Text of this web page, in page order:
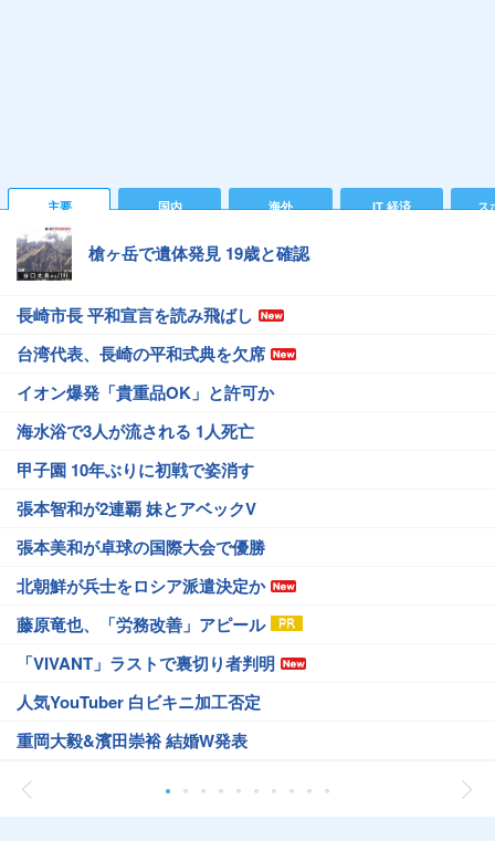
主要 国内 海外 IT 経済 ス
槍ヶ岳で遺体発見 19歳と確認
長崎市長 平和宣言を読み飛ばし
台湾代表、長崎の平和式典を欠席
イオン爆発「貴重品OK」と許可か
海水浴で3人が流される 1人死亡
甲子園 10年ぶりに初戦で姿消す
張本智和が2連覇 妹とアベックV
張本美和が卓球の国際大会で優勝
北朝鮮が兵士をロシア派遣決定か
藤原竜也、「労務改善」アピール
「VIVANT」ラストで裏切り者判明
人気YouTuber 白ビキニ加工否定
重岡大毅&濱田崇裕 結婚W発表